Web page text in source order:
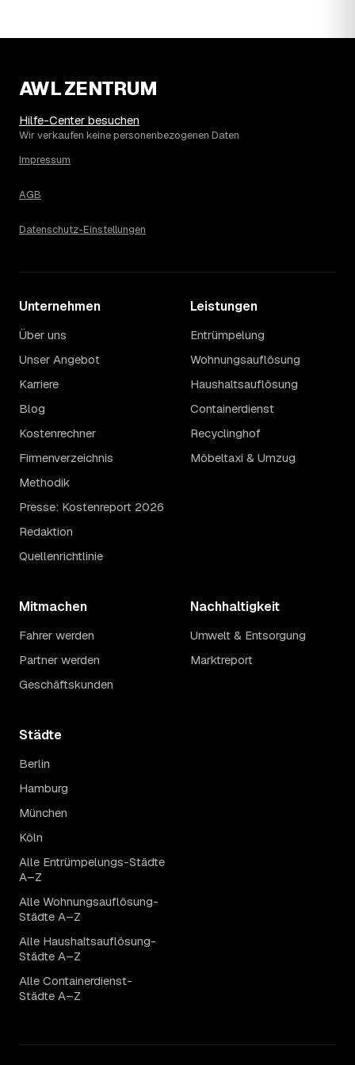
Auch anrechenbare Wertgegenstände oder ein hoher
Sondermüllanteil verschieben den Endpreis. Den genauen
kostenlosen Einschätzung.
AWL ZENTRUM
Hilfe-Center besuchen
Wir verkaufen keine personenbezogenen Daten
Impressum
AGB
Datenschutz-Einstellungen
Unternehmen
Über uns
Unser Angebot
Karriere
Blog
Kostenrechner
Firmenverzeichnis
Methodik
Presse: Kostenreport 2026
Redaktion
Quellenrichtlinie
Leistungen
Entrümpelung
Wohnungsauflösung
Haushaltsauflösung
Containerdienst
Recyclinghof
Möbeltaxi & Umzug
Mitmachen
Fahrer werden
Partner werden
Geschäftskunden
Nachhaltigkeit
Umwelt & Entsorgung
Marktreport
Städte
Berlin
Hamburg
München
Köln
Alle Entrümpelungs-Städte
A–Z
Alle Wohnungsauflösung-
Städte A–Z
Alle Haushaltsauflösung-
Städte A–Z
Alle Containerdienst-
Städte A–Z